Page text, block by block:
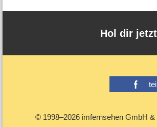
Hol dir
© 1998–2026 imfernsehen GmbH &